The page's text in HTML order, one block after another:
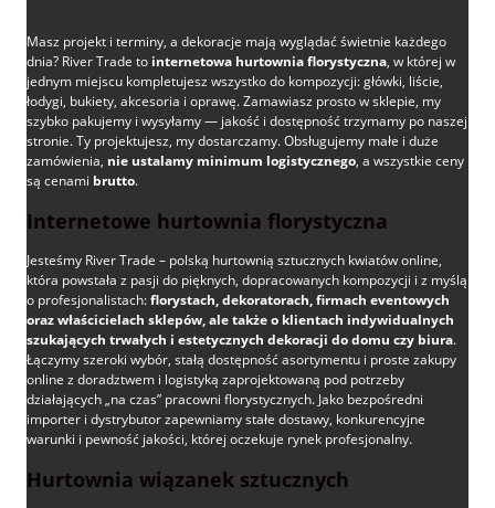
Masz projekt i terminy, a dekoracje mają wyglądać świetnie każdego
dnia? River Trade to internetowa hurtownia florystyczna, w której w
jednym miejscu kompletujesz wszystko do kompozycji: główki, liście,
łodygi, bukiety, akcesoria i oprawę. Zamawiasz prosto w sklepie, my
szybko pakujemy i wysyłamy — jakość i dostępność trzymamy po naszej
stronie. Ty projektujesz, my dostarczamy. Obsługujemy małe i duże
zamówienia, nie ustalamy minimum logistycznego, a wszystkie ceny
są cenami brutto.
Internetowe hurtownia florystyczna
Jesteśmy River Trade – polską hurtownią sztucznych kwiatów online,
która powstała z pasji do pięknych, dopracowanych kompozycji i z myślą
o profesjonalistach:florystach, dekoratorach, firmach eventowych
oraz właścicielach sklepów, ale także o klientach indywidualnych
szukających trwałych i estetycznych dekoracji do domu czy biura.
Łączymy szeroki wybór, stałą dostępność asortymentu i proste zakupy
online z doradztwem i logistyką zaprojektowaną pod potrzeby
działających „na czas” pracowni florystycznych. Jako bezpośredni
importer i dystrybutor zapewniamy stałe dostawy, konkurencyjne
warunki i pewność jakości, której oczekuje rynek profesjonalny.
Hurtownia wiązanek sztucznych